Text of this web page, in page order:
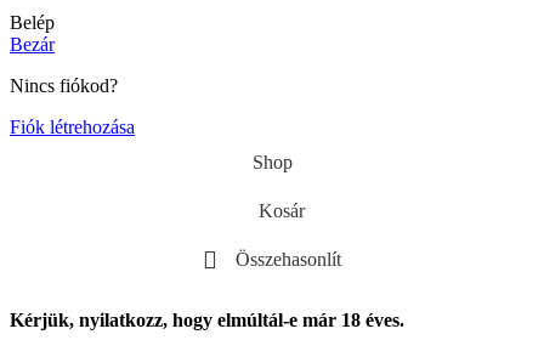
Belép
Bezár
Nincs fiókod?
Fiók létrehozása
Shop
Kosár
Összehasonlít
Kérjük, nyilatkozz, hogy elmúltál-e már 18 éves.